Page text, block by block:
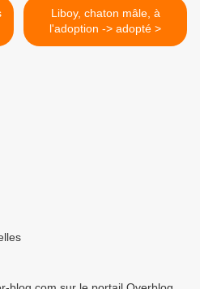
Liboy, chaton mâle, à
l'adoption -> adopté >